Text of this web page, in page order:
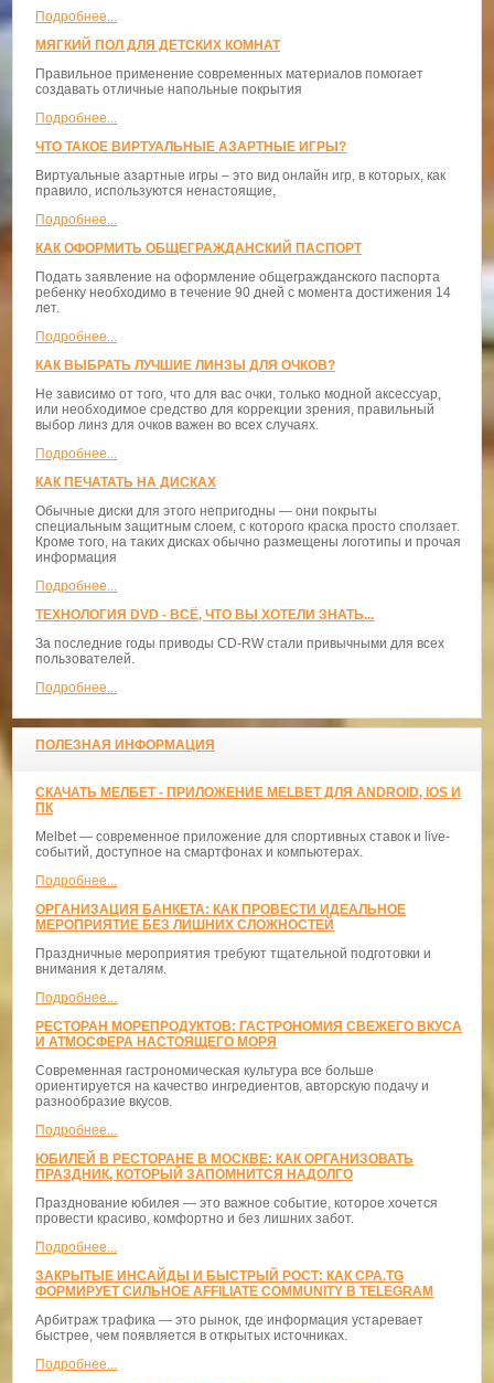
Подробнее...
МЯГКИЙ ПОЛ ДЛЯ ДЕТСКИХ КОМНАТ
Правильное применение современных материалов помогает
создавать отличные напольные покрытия
Подробнее...
ЧТО ТАКОЕ ВИРТУАЛЬНЫЕ АЗАРТНЫЕ ИГРЫ?
Виртуальные азартные игры – это вид онлайн игр, в которых, как
правило, используются ненастоящие,
Подробнее...
КАК ОФОРМИТЬ ОБЩЕГРАЖДАНСКИЙ ПАСПОРТ
Подать заявление на оформление общегражданского паспорта
ребенку необходимо в течение 90 дней с момента достижения 14
лет.
Подробнее...
КАК ВЫБРАТЬ ЛУЧШИЕ ЛИНЗЫ ДЛЯ ОЧКОВ?
Не зависимо от того, что для вас очки, только модной аксессуар,
или необходимое средство для коррекции зрения, правильный
выбор линз для очков важен во всех случаях.
Подробнее...
КАК ПЕЧАТАТЬ НА ДИСКАХ
Обычные диски для этого непригодны — они покрыты
специальным защитным слоем, с которого краска просто сползает.
Кроме того, на таких дисках обычно размещены логотипы и прочая
информация
Подробнее...
ТЕХНОЛОГИЯ DVD - ВСЁ, ЧТО ВЫ ХОТЕЛИ ЗНАТЬ...
За последние годы приводы CD-RW стали привычными для всех
пользователей.
Подробнее...
ПОЛЕЗНАЯ ИНФОРМАЦИЯ
СКАЧАТЬ МЕЛБЕТ - ПРИЛОЖЕНИЕ MELBET ДЛЯ ANDROID, IOS И
ПК
Melbet — современное приложение для спортивных ставок и live-
событий, доступное на смартфонах и компьютерах.
Подробнее...
ОРГАНИЗАЦИЯ БАНКЕТА: КАК ПРОВЕСТИ ИДЕАЛЬНОЕ
МЕРОПРИЯТИЕ БЕЗ ЛИШНИХ СЛОЖНОСТЕЙ
Праздничные мероприятия требуют тщательной подготовки и
внимания к деталям.
Подробнее...
РЕСТОРАН МОРЕПРОДУКТОВ: ГАСТРОНОМИЯ СВЕЖЕГО ВКУСА
И АТМОСФЕРА НАСТОЯЩЕГО МОРЯ
Современная гастрономическая культура все больше
ориентируется на качество ингредиентов, авторскую подачу и
разнообразие вкусов.
Подробнее...
ЮБИЛЕЙ В РЕСТОРАНЕ В МОСКВЕ: КАК ОРГАНИЗОВАТЬ
ПРАЗДНИК, КОТОРЫЙ ЗАПОМНИТСЯ НАДОЛГО
Празднование юбилея — это важное событие, которое хочется
провести красиво, комфортно и без лишних забот.
Подробнее...
ЗАКРЫТЫЕ ИНСАЙДЫ И БЫСТРЫЙ РОСТ: КАК CPA.TG
ФОРМИРУЕТ СИЛЬНОЕ AFFILIATE COMMUNITY В TELEGRAM
Арбитраж трафика — это рынок, где информация устаревает
быстрее, чем появляется в открытых источниках.
Подробнее...